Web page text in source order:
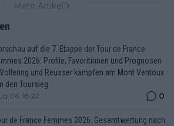
Mehr Artikel
auf die 7. Etappe der Tour de France
2026: Profile, Favoritinnen und Prognosen
und Reusser kämpfen am Mont Ventoux
den Toursieg
06, 18:22 0
de France Femmes 2026: Gesamtwertung nach